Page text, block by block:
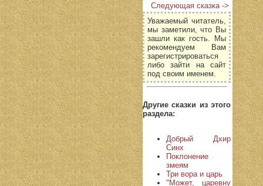
Следующая сказка ->
Уважаемый читатель,
мы заметили, что Вы
зашли как гость. Мы
рекомендуем Вам
зарегистрироваться
либо зайти на сайт
под своим именем.
Другие сказки из этого
раздела:
Добрый Дхир
Синх
Поклонение
змеям
Три вора и царь
"Может, царевну